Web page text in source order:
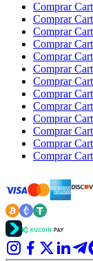
Comprar
Comprar
Comprar
Comprar
Comprar
Comprar
Comprar
Comprar
Comprar
Comprar
Comprar
Comprar
Comprar